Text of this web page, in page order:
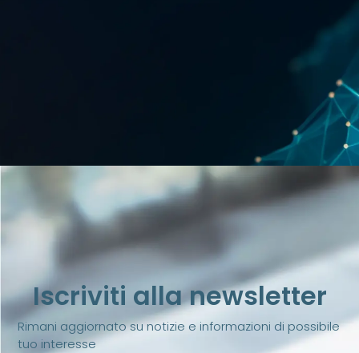
Iscriviti alla newsletter
Rimani aggiornato su notizie e informazioni di possibile
tuo interesse